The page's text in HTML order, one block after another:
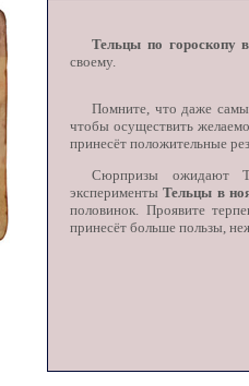
Тельцы по гороскопу
своему.
Помните, что даже
чтобы осуществить
принесёт положительные
Сюрпризы ожидают
экспериментыТельцы в
половинок. Проявите
принесёт больше пользы,